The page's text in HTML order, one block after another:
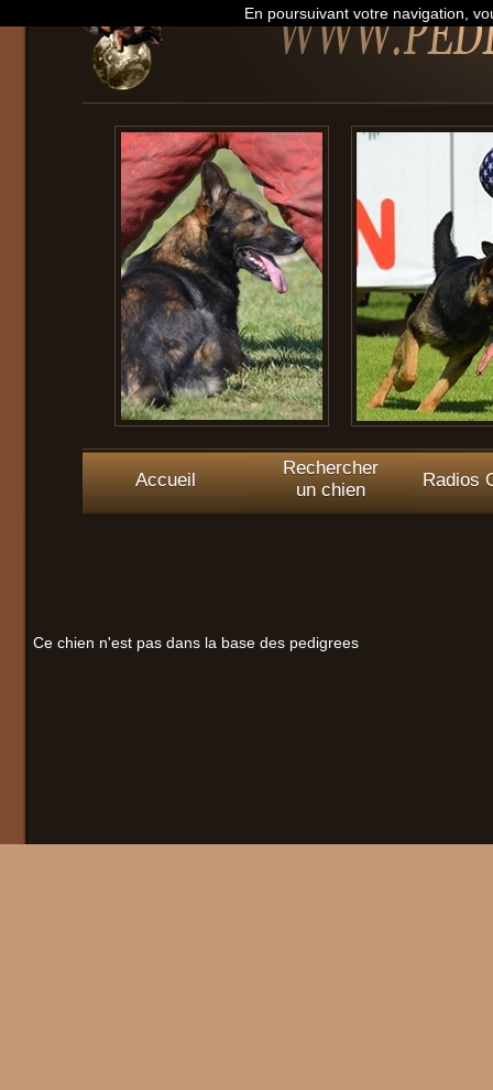
Accueil
Rechercher
un chien
Radios
Ce chien n'est pas dans la base des pedigrees
En poursuivant votre navigation,